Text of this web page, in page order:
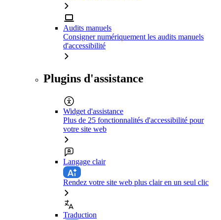
Audits manuels
Consigner numériquement les audits manuels
d'accessibilité
Plugins d'assistance
Widget d'assistance
Plus de 25 fonctionnalités d'accessibilité pour
votre site web
Langage clair
Rendez votre site web plus clair en un seul clic
Traduction